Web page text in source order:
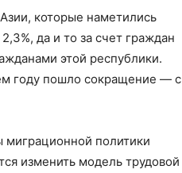
которые наметились
да и то за счет граждан
этой республики.
году пошло сокращение — с
политики
изменить модель трудовой